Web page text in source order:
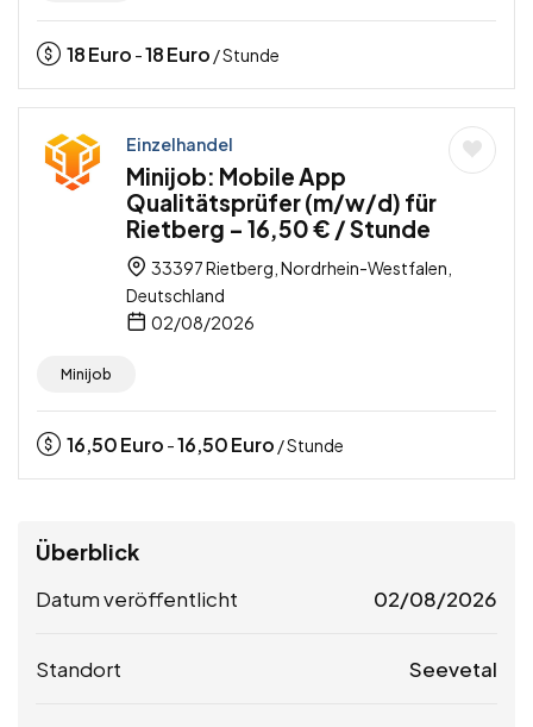
18Euro -18Euro / Stunde
Einzelhandel
Minijob: Mobile App
Qualitätsprüfer (m/w/d) für
Rietberg – 16,50 € / Stunde
33397 Rietberg, Nordrhein-Westfalen,
Deutschland
02/08/2026
Minijob
16,50Euro -16,50Euro / Stunde
Überblick
Datum veröffentlicht 02/08/2026
Standort Seevetal